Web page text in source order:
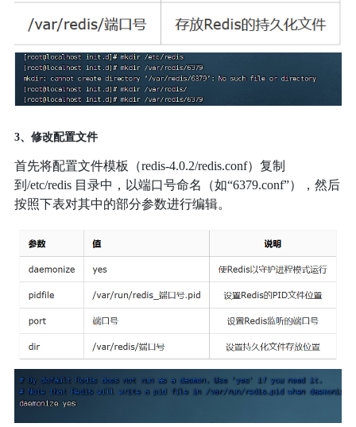
3、修改配置文件
首先将配置文件模板（redis-4.0.2/redis.conf）复制
到/etc/redis 目录中，以端口号命名（如“6379.conf”），然后
按照下表对其中的部分参数进行编辑。